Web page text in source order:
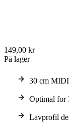
149,00 kr
På lager
30 cm
Optimal for
Lavprofil